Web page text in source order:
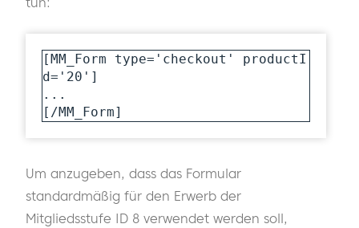
[MM_Form type='checkout' productI
d='20']
...
[/MM_Form]
Um anzugeben, dass das Formular
standardmäßig für den Erwerb der
Mitgliedsstufe ID 8 verwendet werden soll,